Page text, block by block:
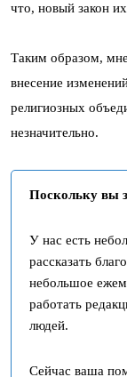
что, новый закон
Таким образом,
внесение
религиозных
незначительно.
Поскольку вы
У нас есть
рассказать
небольшое
работать
людей.
Сейчас ваша